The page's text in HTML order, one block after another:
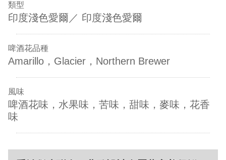
類型
印度淺色愛爾／ 印度淺色愛爾
啤酒花品種
Amarillo，Glacier，Northern Brewer
風味
啤酒花味，水果味，苦味，甜味，麥味，花香
味